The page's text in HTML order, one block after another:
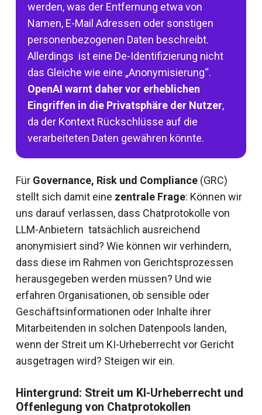
werden, was der Entfernung etwa von
Namen, E-Mail Adressen oder sonstigen
personenbezogenen Daten beschreibt.
Allerdings ist eine De-Identifizierung nicht
das Gleiche wie eine „Anonymisierung“.
OpenAI warnt daher vor erheblichen
Eingriffen in die Privatsphäre der Nutzer,
da der Kontext Rückschlüsse auf die
verarbeiteten Daten gewähren könnte.
FürGovernance, Risk und Compliance(GRC)
stellt sich damit eine zentrale Frage: Können wir
uns darauf verlassen, dass Chatprotokolle von
LLM-Anbietern tatsächlich ausreichend
anonymisiert sind? Wie können wir verhindern,
dass diese im Rahmen von Gerichtsprozessen
herausgegeben werden müssen? Und wie
erfahren Organisationen, ob sensible oder
Geschäftsinformationen oder Inhalte ihrer
Mitarbeitenden in solchen Datenpools landen,
wenn der Streit um KI-Urheberrecht vor Gericht
ausgetragen wird? Steigen wir ein.
Hintergrund: Streit um KI-Urheberrecht und
Offenlegung von Chatprotokollen